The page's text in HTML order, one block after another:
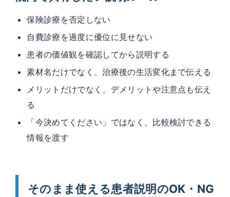
保険診療を否定しない
自費診療を過度に優位に見せない
患者の価値観を確認してから説明する
素材名だけでなく、治療後の生活変化まで伝える
メリットだけでなく、デメリットや注意点も伝え
る
「今決めてください」ではなく、比較検討できる
情報を渡す
そのまま使える患者説明のOK・NG